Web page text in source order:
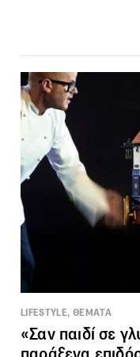
LIFESTYLE, ΘΕΜΑΤΑ
«Σαν παιδί σε